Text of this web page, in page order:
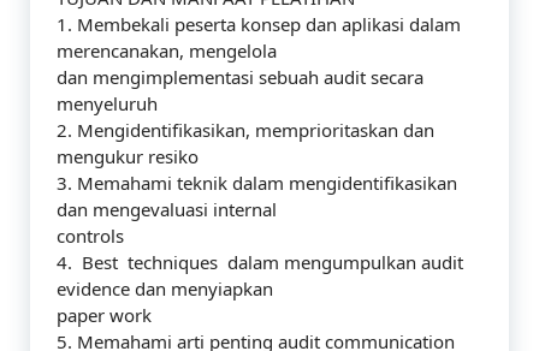
1. Membekali peserta konsep dan aplikasi dalam
merencanakan, mengelola
dan mengimplementasi sebuah audit secara
menyeluruh
2. Mengidentifikasikan, memprioritaskan dan
mengukur resiko
3. Memahami teknik dalam mengidentifikasikan
dan mengevaluasi internal
controls
4. Best techniques dalam mengumpulkan audit
evidence dan menyiapkan
paper work
5. Memahami arti penting audit communication